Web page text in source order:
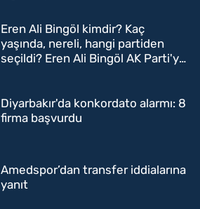
Eren Ali Bingöl kimdir? Kaç
yaşında, nereli, hangi partiden
seçildi? Eren Ali Bingöl AK Parti'ye
Diyarbakır'da konkordato alarmı: 8
firma başvurdu
Amedspor’dan transfer iddialarına
yanıt